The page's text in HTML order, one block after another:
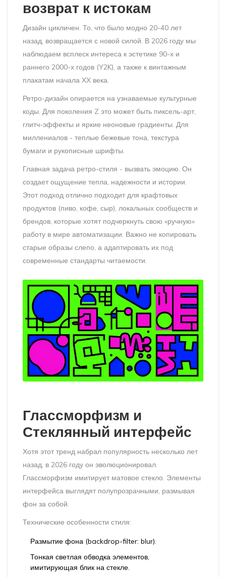
возврат к истокам
Дизайн цикличен. То, что было модно 20-40 лет
назад, возвращается с новой силой. В 2026 году мы
наблюдаем всплеск интереса к эстетике 90-х и
раннего 2000-х годов (Y2K), а также к винтажным
плакатам начала XX века.
Ретро-дизайн опирается на узнаваемые культурные
коды. Для поколения Z это может быть пиксель-арт,
глитч-эффекты и яркие неоновые градиенты. Для
миллениалов - теплые бежевые тона, текстура
бумаги и рукописные шрифты.
Главная задача ретро-стиля - вызвать эмоцию. Он
создает ощущение тепла, надежности и истории.
Этот подход отлично подходит для крафтовых
продуктов (пиво, кофе, сыр), локальных сообществ и
брендов, которые хотят подчеркнуть свою «ручную»
работу в мире автоматизации. Важно не копировать
старые образы слепо, а адаптировать их под
современные стандарты читаемости.
Глассморфизм и
Стеклянный интерфейс
Хотя этот тренд набрал популярность несколько лет
назад, в 2026 году он эволюционировал.
Глассморфизм имитирует матовое стекло. Элементы
интерфейса выглядят полупрозрачными, размывая
фон за собой.
Технические особенности стиля:
Размытие фона (backdrop-filter: blur).
Тонкая светлая обводка элементов,
имитирующая блик на стекле.